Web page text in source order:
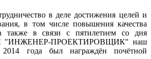
в деле достижения целей и
в том числе повышения качества
также в связи с пятилетием со дня
"ИНЖЕНЕР-ПРОЕКТИРОВЩИК" наш
года был награждён почётной